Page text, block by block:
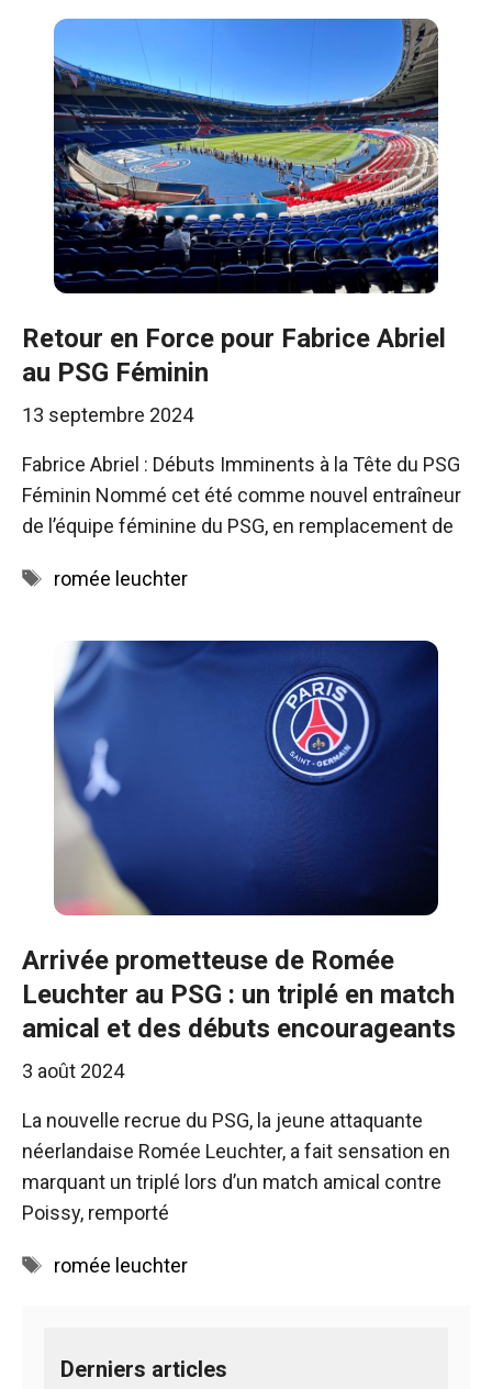
Retour en Force pour Fabrice Abriel
au PSG Féminin
13 septembre 2024
Fabrice Abriel : Débuts Imminents à la Tête du PSG
Féminin Nommé cet été comme nouvel entraîneur
de l’équipe féminine du PSG, en remplacement de
Étiquettes
romée leuchter
Arrivée prometteuse de Romée
Leuchter au PSG : un triplé en match
amical et des débuts encourageants
3 août 2024
La nouvelle recrue du PSG, la jeune attaquante
néerlandaise Romée Leuchter, a fait sensation en
marquant un triplé lors d’un match amical contre
Poissy, remporté
Étiquettes
romée leuchter
Derniers articles